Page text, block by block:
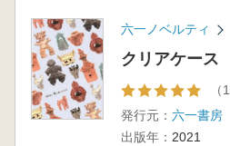
六一ノベルティ
クリアケー
（
発行元： 六一書房
出版年： 2021